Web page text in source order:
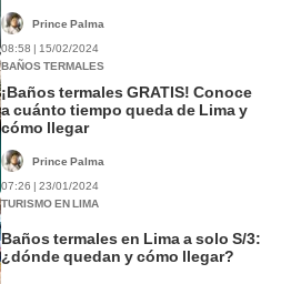
Prince Palma
08:58 | 15/02/2024
BAÑOS TERMALES
¡Baños termales GRATIS! Conoce
a cuánto tiempo queda de Lima y
cómo llegar
Prince Palma
07:26 | 23/01/2024
TURISMO EN LIMA
Baños termales en Lima a solo S/3:
¿dónde quedan y cómo llegar?